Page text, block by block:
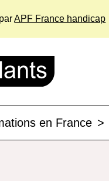
APF France handicap
en France >